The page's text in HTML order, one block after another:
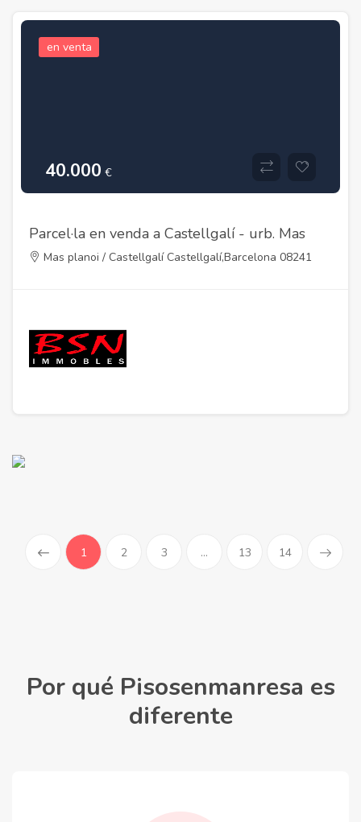
en venta
40.000 €
Parcel·la en venda a Castellgalí - urb. Mas
Planoi
Mas planoi / Castellgalí Castellgalí,Barcelona 08241
1 (current)
2 3 ... 13 14
Por qué Pisosenmanresa es
diferente